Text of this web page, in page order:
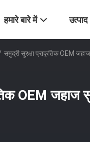
हमारे बारे में उत्पाद
समुद्री सुरक्षा प्राकृतिक OEM
OEM जहाज